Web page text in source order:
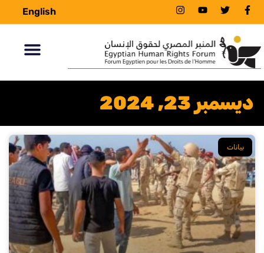
English
ديسمبر 23, 2024
بيانات